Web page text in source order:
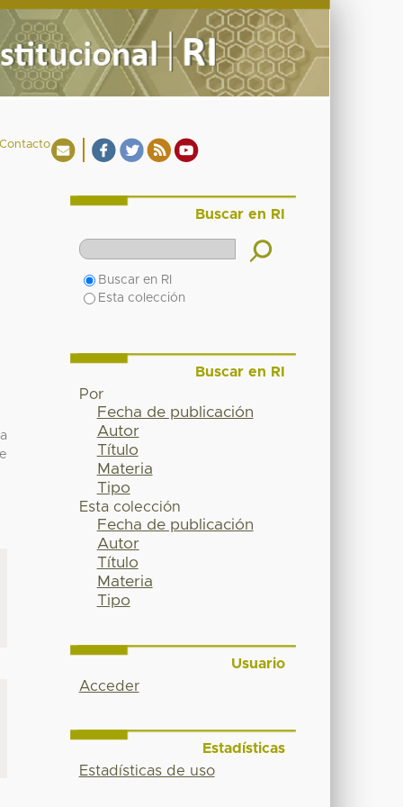
Contacto
Buscar en RI
Buscar en RI
Esta colección
Buscar en RI
Por
Fecha de publicación
Autor
Título
Materia
Tipo
Esta colección
Fecha de publicación
Autor
Título
Materia
Tipo
Usuario
Acceder
Estadísticas
Estadísticas de uso